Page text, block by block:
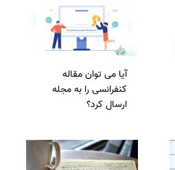
آیا می توان مقاله
کنفرانسی را به مجله
ارسال کرد؟